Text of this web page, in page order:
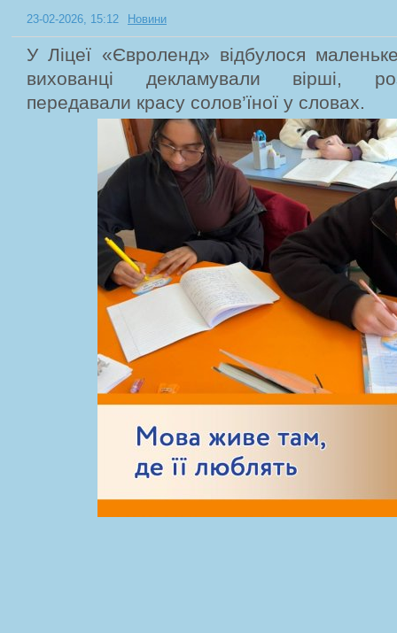
23-02-2026, 15:12 Новини
У Ліцеї «Євроленд» відбулося
вихованці декламували вірші,
передавали красу солов’їної у словах.